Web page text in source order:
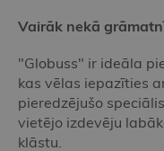
Vairāk nekā
"Globuss" ir ideāla
kas vēlas iepazīties
pieredzējušo
vietējo izdevēju
klāstu.